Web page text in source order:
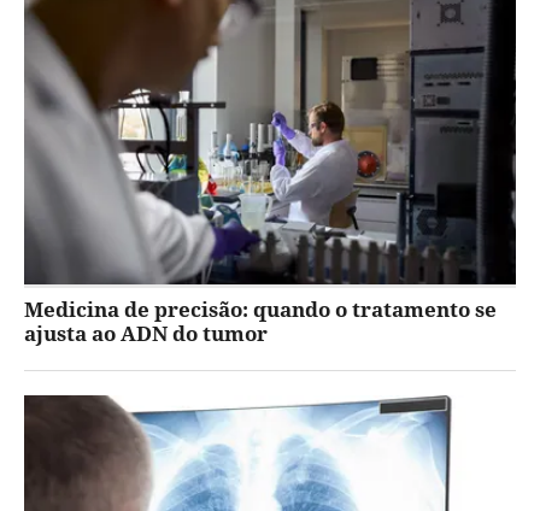
Medicina de precisão: quando o tratamento se
ajusta ao ADN do tumor